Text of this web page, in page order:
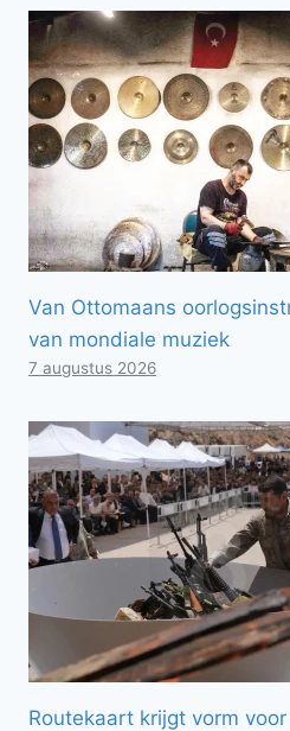
Van Ottomaans
van mondiale muziek
7 augustus 2026
Routekaart krijgt vorm voor